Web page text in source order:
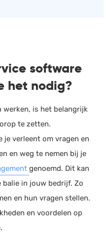
software
het nodig?
werken, is het belangrijk
te zetten.
je verleent om vragen en
en weg te nemen bij je
genoemd. Dit kan
balie in jouw bedrijf. Zo
en hun vragen stellen.
en voordelen op